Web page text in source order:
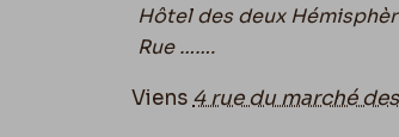
Hôtel des deux
Rue …….
Viens4 rue du marché